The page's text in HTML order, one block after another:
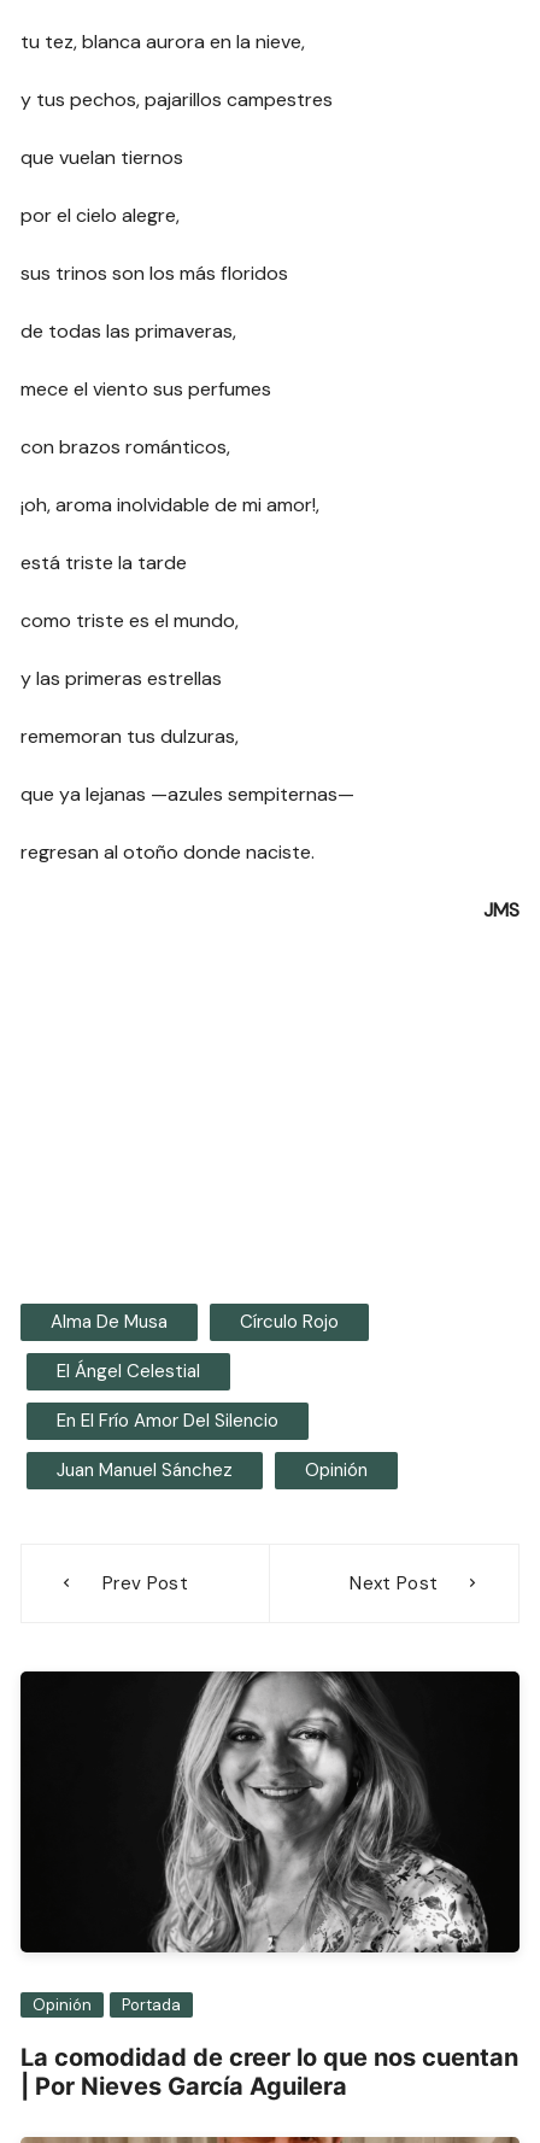
tu tez, blanca aurora en la nieve,
y tus pechos, pajarillos campestres
que vuelan tiernos
por el cielo alegre,
sus trinos son los más floridos
de todas las primaveras,
mece el viento sus perfumes
con brazos románticos,
¡oh, aroma inolvidable de mi amor!,
está triste la tarde
como triste es el mundo,
y las primeras estrellas
rememoran tus dulzuras,
que ya lejanas —azules sempiternas—
regresan al otoño donde naciste.
JMS
Alma De Musa Círculo Rojo
El Ángel Celestial
En El Frío Amor Del Silencio
Juan Manuel Sánchez Opinión
Prev Post Next Post
Opinión Portada
La comodidad de creer lo que nos cuentan
| Por Nieves García Aguilera